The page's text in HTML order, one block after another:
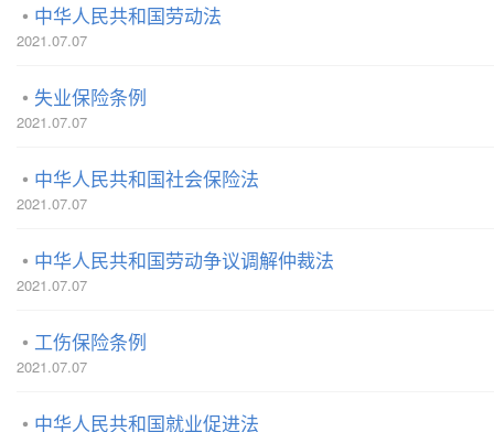
中华人民共和国劳动法
2021.07.07
失业保险条例
2021.07.07
中华人民共和国社会保险法
2021.07.07
中华人民共和国劳动争议调解仲裁法
2021.07.07
工伤保险条例
2021.07.07
中华人民共和国就业促进法